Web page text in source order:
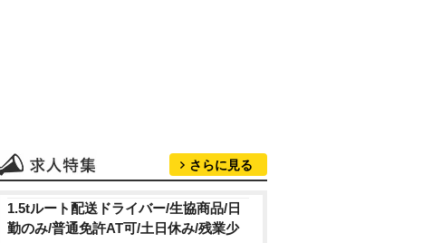
さらに見る
1.5tルート配送ドライバー/生協商品/日
勤のみ/普通免許AT可/土日休み/残業少